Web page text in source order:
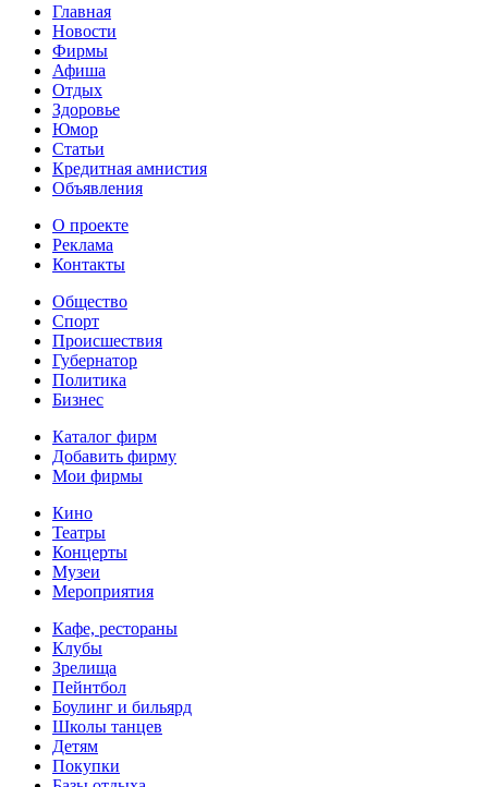
Главная
Новости
Фирмы
Афиша
Отдых
Здоровье
Юмор
Статьи
Кредитная амнистия
Объявления
О проекте
Реклама
Контакты
Общество
Спорт
Происшествия
Губернатор
Политика
Бизнес
Каталог фирм
Добавить фирму
Мои фирмы
Кино
Театры
Концерты
Музеи
Мероприятия
Кафе, рестораны
Клубы
Зрелища
Пейнтбол
Боулинг и бильярд
Школы танцев
Детям
Покупки